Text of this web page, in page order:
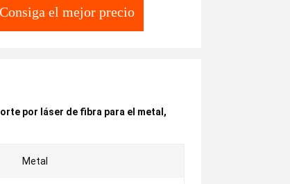
Consiga el mejor precio
por láser de fibra para el metal ,
Metal